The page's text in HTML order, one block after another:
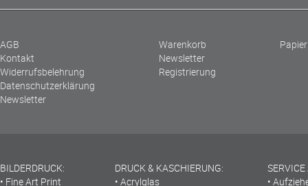
AGB
Kontakt
Widerrufsbelehrung
Datenschutzerklärung
Newsletter
Warenkorb
Newsletter
Registrierung
BILDERDRUCK:
Fine Art Print
DRUCK & KASCHIERUNG:
Acrylglas